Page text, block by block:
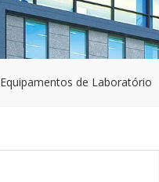
Equipamentos de Laboratório